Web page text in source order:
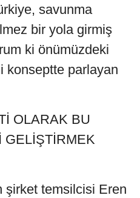
savunma
bir yola girmiş
ki önümüzdeki
konseptte parlayan
OLARAK BU
GELİŞTİRMEK
şirket temsilcisi Eren